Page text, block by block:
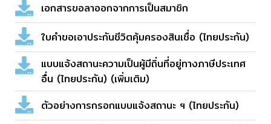
เอกสารขอลาออกจากการเป็นสมาชิก
ใบคำขอเอาประกันชีวิตคุ้มครองสินเชื่อ (ไทยประกัน)
แบบแจ้งสถานะความเป็นผู้มีถิ่นที่อยู่ทางภาษีประเทศ
อื่น (ไทยประกัน) (เพิ่มเติม)
ตัวอย่างการกรอกแบบแจ้งสถานะ ฯ (ไทยประกัน)